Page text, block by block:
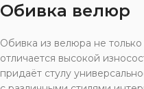
Обивка велюр
Обивка из велюра не
отличается высокой
придаёт стулу